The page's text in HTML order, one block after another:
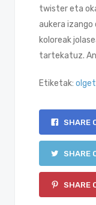
twister eta
aukera izango
koloreak
tartekatuz.
Etiketak:
SHARE
SHARE
SHARE